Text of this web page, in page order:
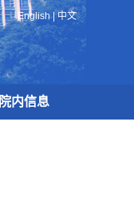
English|中文
院内信息